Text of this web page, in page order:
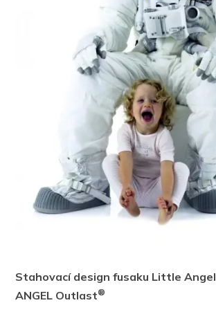
Stahovací design fusaku Little Angel
ANGEL Outlast®